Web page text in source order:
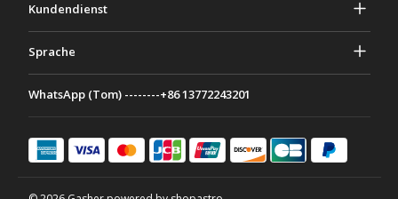
Geschäftsbedingungen
Kontaktiere uns
Kundendienst
Zahlungsmethoden
Sprache
Français
WhatsApp (Tom) --------+86 13772243201